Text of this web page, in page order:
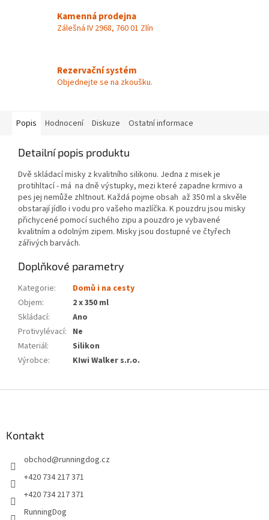
Kamenná prodejna
Zálešná IV 2968, 760 01 Zlín
Rezervační systém
Objednejte se na zkoušku.
Popis Hodnocení Diskuze Ostatní informace
Detailní popis produktu
Dvě skládací misky z kvalitního silikonu. Jedna z misek je
protihltací - má na dně výstupky, mezi které zapadne krmivo a
pes jej nemůže zhltnout. Každá pojme obsah až 350 ml a skvěle
obstarají jídlo i vodu pro vašeho mazlíčka. K pouzdru jsou misky
přichycené pomocí suchého zipu a pouzdro je vybavené
kvalitním a odolným zipem. Misky jsou dostupné ve čtyřech
zářivých barvách.
Doplňkové parametry
Kategorie:
Domů i na cesty
Objem:
2 x 350 ml
Skládací:
Ano
Protivylévací: Ne
Materiál:
Silikon
Výrobce: KIwi Walker s.r.o.
Kontakt
obchod@runningdog.cz
+420 734 217 371
+420 734 217 371
RunningDog